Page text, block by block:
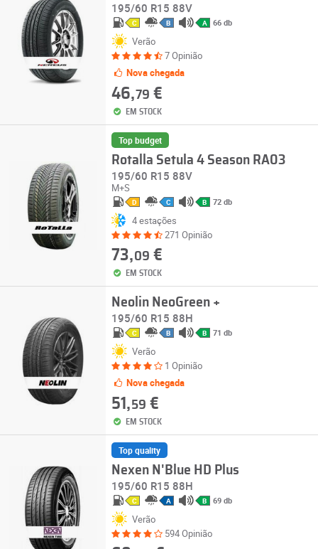
195/60 R15 88V
C B A 66 db
Verão
7 Opinião
Nova chegada
46,79 €
EM STOCK
Top budget
Rotalla Setula 4 Season RA03
195/60 R15 88V
M+S
D C B 72 db
4 estações
271 Opinião
73,09 €
EM STOCK
Neolin NeoGreen +
195/60 R15 88H
C B B 71 db
Verão
1 Opinião
Nova chegada
51,59 €
EM STOCK
Top quality
Nexen N'Blue HD Plus
195/60 R15 88H
C A B 69 db
Verão
594 Opinião